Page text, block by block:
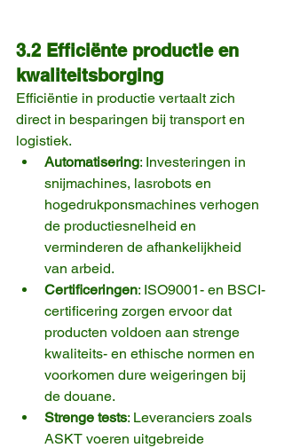
3.2 Efficiënte productie en
kwaliteitsborging
Efficiëntie in productie vertaalt zich
direct in besparingen bij transport en
logistiek.
Automatisering: Investeringen in
snijmachines, lasrobots en
hogedrukponsmachines verhogen
de productiesnelheid en
verminderen de afhankelijkheid
van arbeid.
Certificeringen: ISO9001- en BSCI-
certificering zorgen ervoor dat
producten voldoen aan strenge
kwaliteits- en ethische normen en
voorkomen dure weigeringen bij
de douane.
Strenge tests: Leveranciers zoals
ASKT voeren uitgebreide